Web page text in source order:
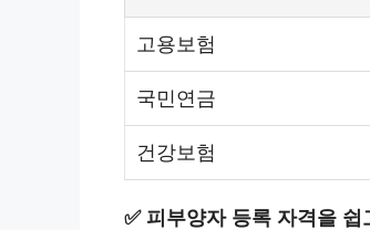
고용보험
국민연금
건강보험
✅ 피부양자 등록 자격을